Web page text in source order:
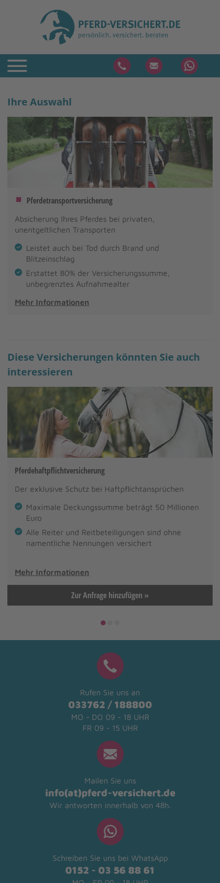
Ihre Auswahl
Pferdetransportversicherung
Absicherung Ihres Pferdes bei privaten,
unentgeltlichen Transporten
Leistet auch bei Tod durch Brand und
Blitzeinschlag
Erstattet 80% der Versicherungssumme,
unbegrenztes Aufnahmealter
Mehr Informationen
Diese Versicherungen könnten Sie auch
interessieren
Pferdehaftpflichtversicherung
Der exklusive Schutz bei Haftpflichtansprüchen
Maximale Deckungssumme beträgt 50 Millionen
Euro
Alle Reiter und Reitbeteiligungen sind ohne
namentliche Nennungen versichert
Mehr Informationen
Zur Anfrage hinzufügen »
1
Rufen Sie uns an
033762 / 188800
MO - DO 09 - 18 UHR
FR 09 - 15 UHR
Mailen Sie uns
info(at)pferd-versichert.de
Wir antworten innerhalb von 48h.
Schreiben Sie uns bei WhatsApp
0152 - 03 56 88 61